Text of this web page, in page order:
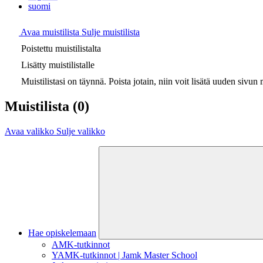
suomi
Avaa muistilista Sulje muistilista
Poistettu muistilistalta
Lisätty muistilistalle
Muistilistasi on täynnä. Poista jotain, niin voit lisätä uuden sivun
Muistilista (0)
Avaa valikko Sulje valikko
Hae opiskelemaan
AMK-tutkinnot
YAMK-tutkinnot | Jamk Master School